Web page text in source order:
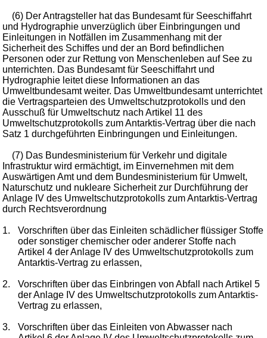
(6) Der Antragsteller hat das Bundesamt für Seeschiffahrt
und Hydrographie unverzüglich über Einbringungen und
Einleitungen in Notfällen im Zusammenhang mit der
Sicherheit des Schiffes und der an Bord befindlichen
Personen oder zur Rettung von Menschenleben auf See zu
unterrichten. Das Bundesamt für Seeschiffahrt und
Hydrographie leitet diese Informationen an das
Umweltbundesamt weiter. Das Umweltbundesamt unterrichtet
die Vertragsparteien des Umweltschutzprotokolls und den
Ausschuß für Umweltschutz nach Artikel 11 des
Umweltschutzprotokolls zum Antarktis-Vertrag über die nach
Satz 1 durchgeführten Einbringungen und Einleitungen.
(7) Das Bundesministerium für Verkehr und digitale
Infrastruktur wird ermächtigt, im Einvernehmen mit dem
Auswärtigen Amt und dem Bundesministerium für Umwelt,
Naturschutz und nukleare Sicherheit zur Durchführung der
Anlage IV des Umweltschutzprotokolls zum Antarktis-Vertrag
durch Rechtsverordnung
1.
Vorschriften über das Einleiten schädlicher flüssiger Stoffe
oder sonstiger chemischer oder anderer Stoffe nach
Artikel 4 der Anlage IV des Umweltschutzprotokolls zum
Antarktis-Vertrag zu erlassen,
2.
Vorschriften über das Einbringen von Abfall nach Artikel 5
der Anlage IV des Umweltschutzprotokolls zum Antarktis-
Vertrag zu erlassen,
3.
Vorschriften über das Einleiten von Abwasser nach